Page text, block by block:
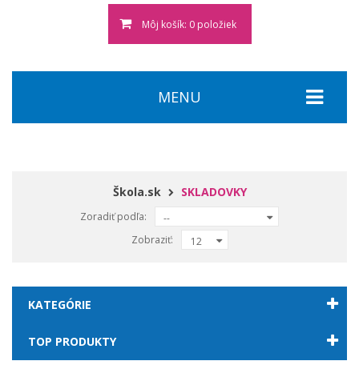
Môj košík: 0 položiek
MENU
Škola.sk SKLADOVKY
Zoradiť podľa:
--
Zobraziť:
12
KATEGÓRIE
TOP PRODUKTY